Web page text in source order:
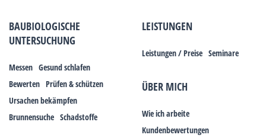
BAUBIOLOGISCHE
UNTERSUCHUNG
Messen Gesund schlafen
Bewerten Prüfen & schützen
Ursachen bekämpfen
Brunnensuche Schadstoffe
LEISTUNGEN
Leistungen / Preise Seminare
ÜBER MICH
Wie ich arbeite
Kundenbewertungen